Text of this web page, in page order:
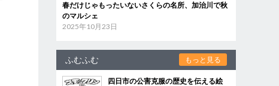
春だけじゃもったいないさくらの名所、加治川で秋
のマルシェ
2025年10月23日
ふむふむ もっと見る
四日市の公害克服の歴史を伝える絵